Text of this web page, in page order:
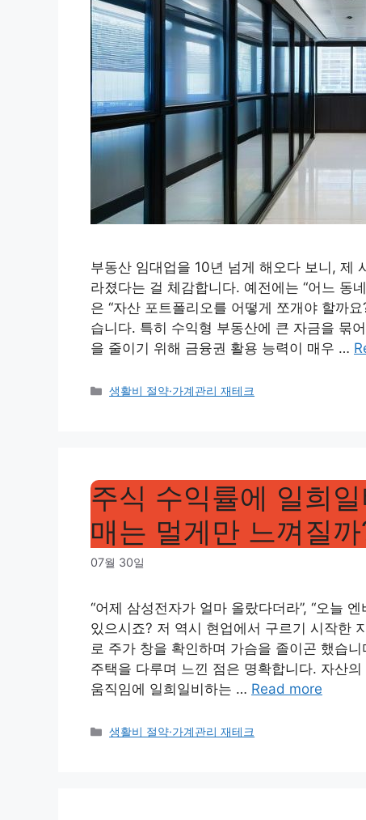
부동산 임대업을 10년 넘게 해오다 보니, 제
라졌다는 걸 체감합니다. 예전에는 “어느 동
은 “자산 포트폴리오를 어떻게 쪼개야 할까
습니다. 특히 수익형 부동산에 큰 자금을 묶
을 줄이기 위해 금융권 활용 능력이 매우 …
Categories
생활비 절약·가계관리 재테크
주식 수익률에 일희
매는 멀게만 느껴질까
07월 30일
“어제 삼성전자가 얼마 올랐다더라”, “오늘
있으시죠? 저 역시 현업에서 구르기 시작한
로 주가 창을 확인하며 가슴을 졸이곤 했습
주택을 다루며 느낀 점은 명확합니다. 자산
움직임에 일희일비하는 … Read more
Categories
생활비 절약·가계관리 재테크